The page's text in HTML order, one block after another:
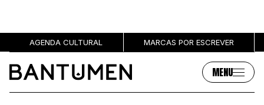
AGENDA CULTURAL MARCAS POR ESCREVER
MENU